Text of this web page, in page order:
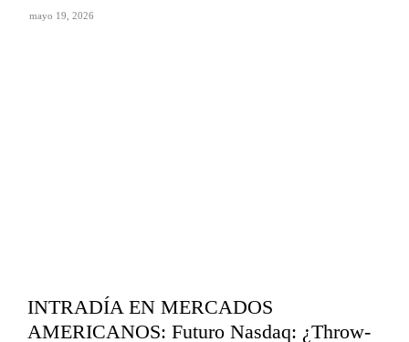
mayo 19, 2026
INTRADÍA EN MERCADOS
AMERICANOS: Futuro Nasdaq: ¿Throw-